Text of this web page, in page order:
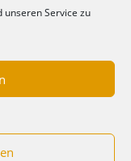
unseren Service zu